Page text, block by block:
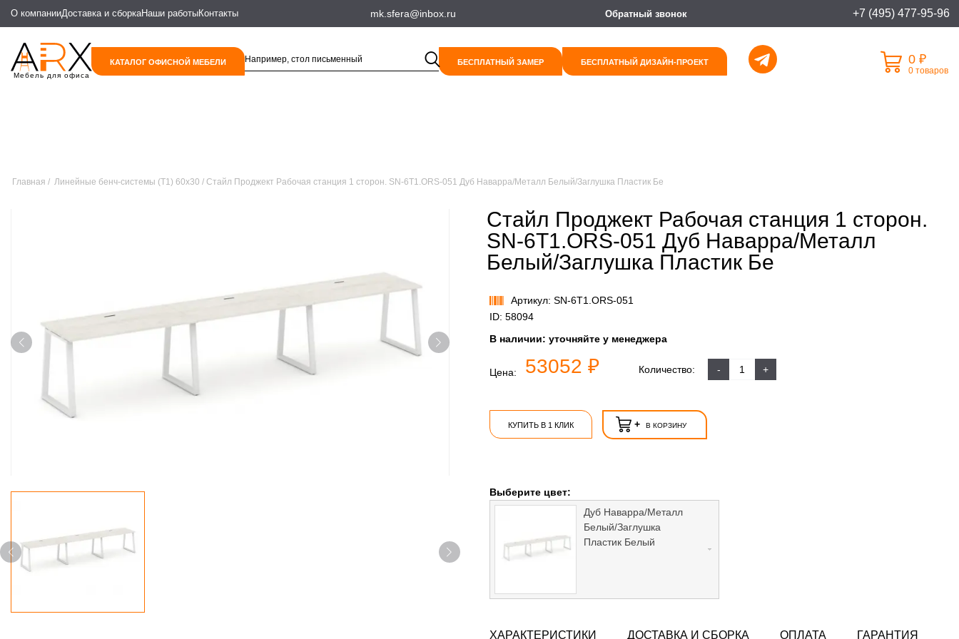
О компанииДоставка и сборкаНаши работыКонтакты mk.sfera@inbox.ru Обратный звонок +7 (495) 477-95-96
Мебель для офиса
КАТАЛОГ ОФИСНОЙ МЕБЕЛИ БЕСПЛАТНЫЙ ЗАМЕР БЕСПЛАТНЫЙ ДИЗАЙН-ПРОЕКТ 0 ₽
0 товаров
Главная Линейные бенч-системы (Т1) 60х30 Стайл Проджект Рабочая станция 1 сторон. SN-6T1.ORS-051 Дуб Наварра/Металл Белый/Заглушка Пластик Бе
Стайл Проджект Рабочая станция 1 сторон.
SN-6T1.ORS-051 Дуб Наварра/Металл
Белый/Заглушка Пластик Бе
Артикул: SN-6T1.ORS-051
ID: 58094
В наличии:уточняйте у менеджера
Цена: 53052 ₽ Количество: - +
КУПИТЬ В 1 КЛИК + В КОРЗИНУ
Выберите цвет:
Дуб Наварра/Металл
Белый/Заглушка
Пластик Белый
ХАРАКТЕРИСТИКИ ДОСТАВКА И СБОРКА ОПЛАТА ГАРАНТИЯ